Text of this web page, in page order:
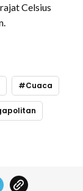
Celsius
Cuaca